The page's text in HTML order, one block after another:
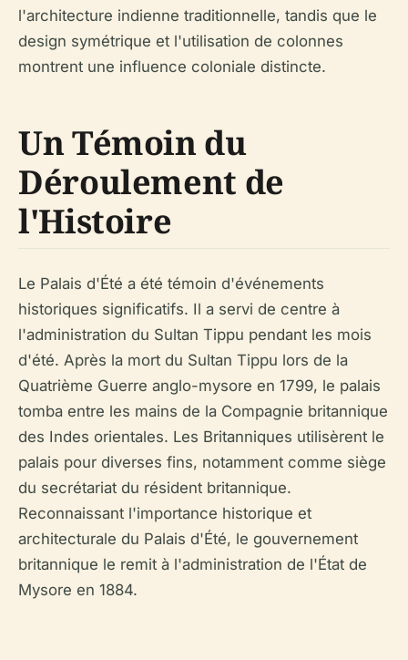
l'architecture indienne traditionnelle, tandis que le
design symétrique et l'utilisation de colonnes
montrent une influence coloniale distincte.
Un Témoin du
Déroulement de
l'Histoire
Le Palais d'Été a été témoin d'événements
historiques significatifs. Il a servi de centre à
l'administration du Sultan Tippu pendant les mois
d'été. Après la mort du Sultan Tippu lors de la
Quatrième Guerre anglo-mysore en 1799, le palais
tomba entre les mains de la Compagnie britannique
des Indes orientales. Les Britanniques utilisèrent le
palais pour diverses fins, notamment comme siège
du secrétariat du résident britannique.
Reconnaissant l'importance historique et
architecturale du Palais d'Été, le gouvernement
britannique le remit à l'administration de l'État de
Mysore en 1884.